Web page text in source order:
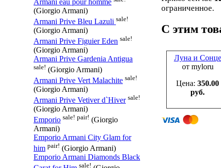
Armani eau pour homme
(Giorgio Armani)
Armani Prive Bleu Lazuli sale!
(Giorgio Armani)
Armani Prive Figuier Eden sale!
(Giorgio Armani)
Armani Prive Gardenia Antigua
sale! (Giorgio Armani)
Armani Prive Vert Malachite sale!
(Giorgio Armani)
Armani Prive Vetiver d`Hiver sale!
(Giorgio Armani)
Emporio sale! pair! (Giorgio
Armani)
Emporio Armani City Glam for
him pair! (Giorgio Armani)
Emporio Armani Diamonds Black
sale!
ограниченное.
С этим
Луна и Сонце
от myloru
Цена: 350.00
руб.